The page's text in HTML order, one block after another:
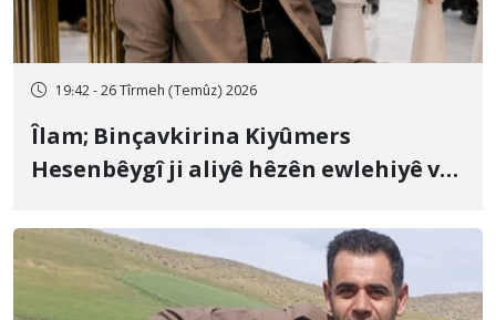
19:42 - 26 Tîrmeh (Temûz) 2026
Îlam; Binçavkirina Kiyûmers
Hesenbêygî ji aliyê hêzên ewlehiyê ve